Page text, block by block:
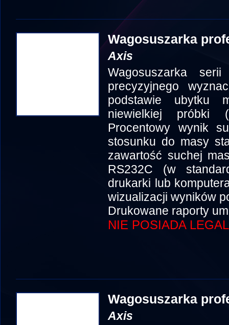
Wagosuszarka
Axis
Wagosuszarka
precyzyjnego
podstawie ubytku
niewielkiej próbki
Procentowy wynik
stosunku do masy
zawartość suchej
RS232C (w
drukarki lub
wizualizacji wyników
Drukowane raporty
NIE POSIADA
Wagosuszarka
Axis